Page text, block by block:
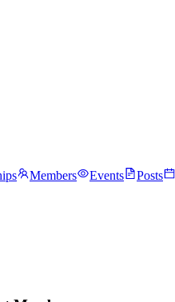
Members Events Posts